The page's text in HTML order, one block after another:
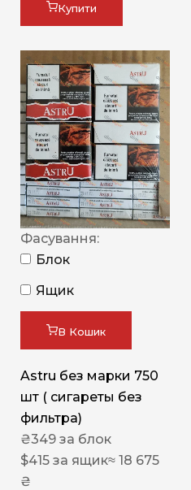
Купити
Фасування:
Блок
Ящик
В Кошик
Astru без марки 750
шт ( сигареты без
фильтра)
₴349 за блок
$415 за ящик≈ 18 675
₴